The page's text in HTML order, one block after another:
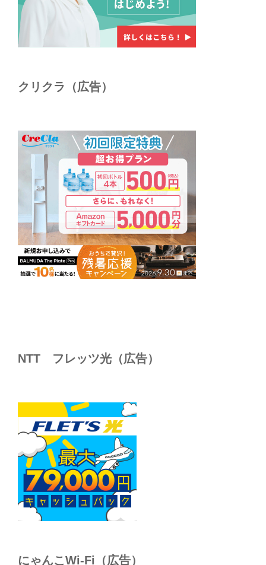
クリクラ（広告）
NTT フレッツ光（広告）
にゃんこWi-Fi（広告）